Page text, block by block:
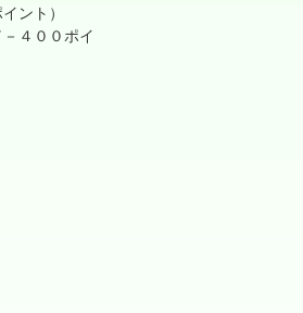
ント）
４００ポイ